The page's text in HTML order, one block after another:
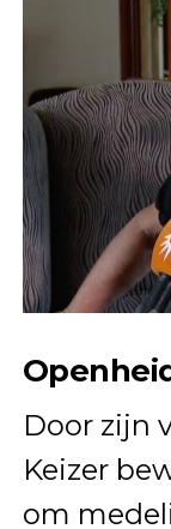
Door zijn
Keizer
om